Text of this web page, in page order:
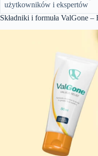
użytkowników i ekspertów
Składniki i formuła ValGone